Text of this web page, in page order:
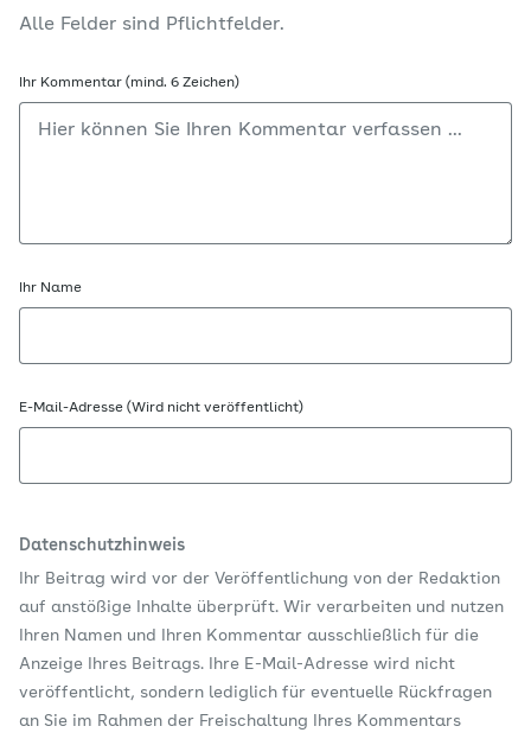
Alle Felder sind Pflichtfelder.
Ihr Kommentar (mind. 6 Zeichen)
Ihr Name
E-Mail-Adresse (Wird nicht veröffentlicht)
Datenschutzhinweis
Ihr Beitrag wird vor der Veröffentlichung von der Redaktion
auf anstößige Inhalte überprüft. Wir verarbeiten und nutzen
Ihren Namen und Ihren Kommentar ausschließlich für die
Anzeige Ihres Beitrags. Ihre E-Mail-Adresse wird nicht
veröffentlicht, sondern lediglich für eventuelle Rückfragen
an Sie im Rahmen der Freischaltung Ihres Kommentars